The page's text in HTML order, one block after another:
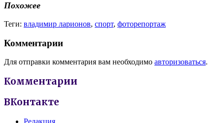
Похожее
Теги: владимир ларионов, спорт, фоторепортаж
Комментарии
Для отправки комментария вам необходимо авторизоваться.
Комментарии
ВКонтакте
Редакция